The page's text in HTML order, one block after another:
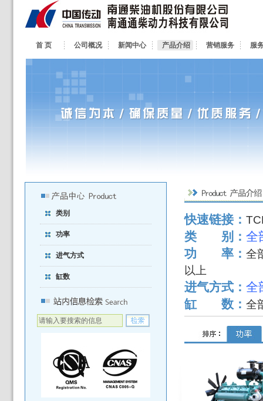
首 页 公司概况 新闻中心 产品介绍 营销服务 服
类别
功率
进气方式
缸数
快速链接：
类 别：
功 率： 全
以上
进气方式：
缸 数： 全